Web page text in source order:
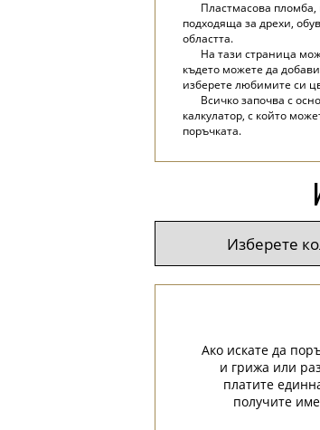
Пластмасова
подходяща за дрехи,
областта.
На тази страница
където можете да
изберете любимите си
Всичко започва с
калкулатор, с който
поръчката.
Ако искате да
и грижа или
платите
получите